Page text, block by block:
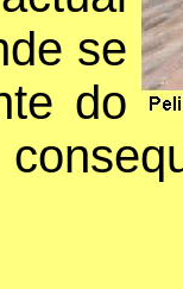
se
do